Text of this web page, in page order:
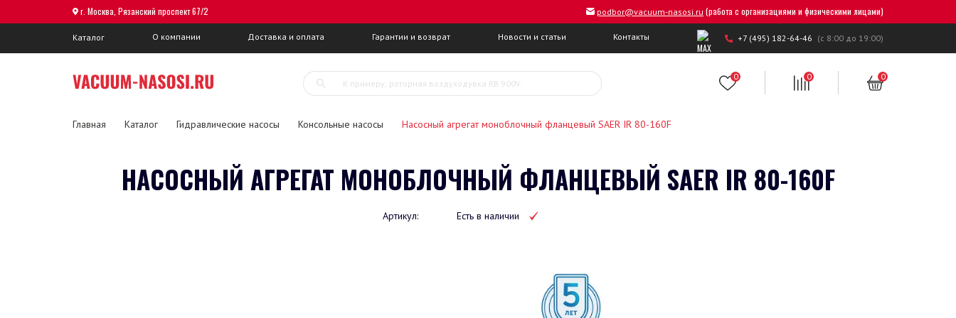
г. Москва, Рязанский проспект 67/2 podbor@vacuum-nasosi.ru (работа с организациями и физическими лицами)
Каталог О компании Доставка и оплата Гарантии и возврат Новости и статьи Контакты +7 (495) 182-64-46 (с 8:00 до 19:00)
0 0 0
Главная Каталог Гидравлические насосы Консольные насосы Насосный агрегат моноблочный фланцевый SAER IR 80-160F
НАСОСНЫЙ АГРЕГАТ МОНОБЛОЧНЫЙ ФЛАНЦЕВЫЙ SAER IR 80-160F
Артикул: Есть в наличии